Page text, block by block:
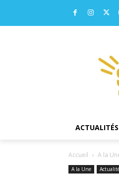
ACTUALITÉS
Accueil A la
A la Une